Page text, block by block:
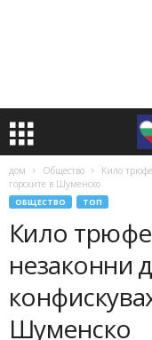
дом Общество
Кило
горските в Шуменско
ОБЩЕСТВО ТОП
Кило
незаконни
Шуменско